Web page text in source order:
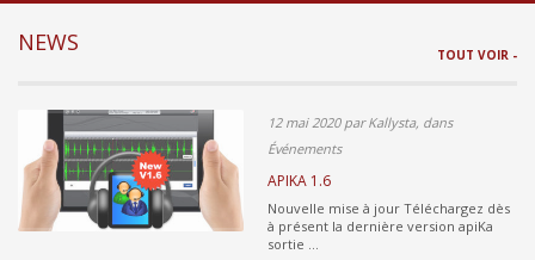
NEWS TOUT VOIR -
12 mai 2020 par Kallysta, dans
Événements
APIKA 1.6
Nouvelle mise à jour Téléchargez dès
à présent la dernière version apiKa
sortie ...